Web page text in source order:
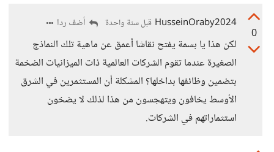
0
HusseinOraby2024 قبل سنة واحدة أضف ردا
لكن هذا يا بسمة يفتح نقاشا أعمق عن ماهية تلك النماذج
الصغيرة عندما تقوم الشركات العالمية ذات الميزانيات الضخمة
بتضمين وظائفها بداخلها؟ المشكلة أن المستثمرين في الشرق
الأوسط يخافون ويتهجسون من هذا لذلك لا يضخون
استثماراتهم في الشركات.